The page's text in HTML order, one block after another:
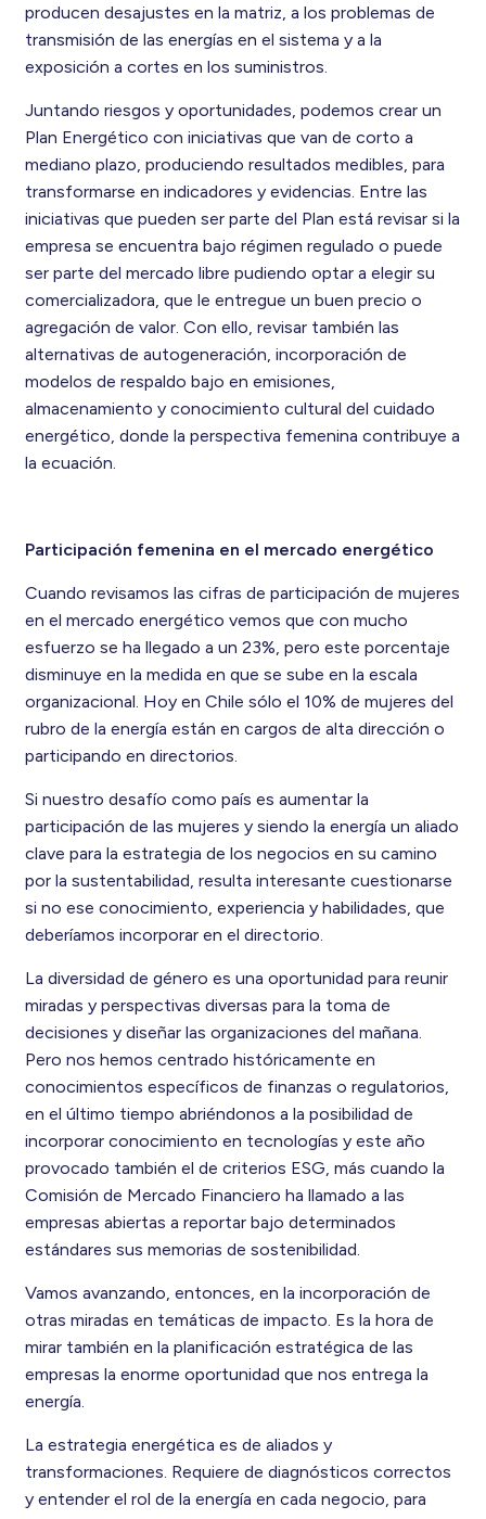
producen desajustes en la matriz, a los problemas de
transmisión de las energías en el sistema y a la
exposición a cortes en los suministros.
Juntando riesgos y oportunidades, podemos crear un
Plan Energético con iniciativas que van de corto a
mediano plazo, produciendo resultados medibles, para
transformarse en indicadores y evidencias. Entre las
iniciativas que pueden ser parte del Plan está revisar si la
empresa se encuentra bajo régimen regulado o puede
ser parte del mercado libre pudiendo optar a elegir su
comercializadora, que le entregue un buen precio o
agregación de valor. Con ello, revisar también las
alternativas de autogeneración, incorporación de
modelos de respaldo bajo en emisiones,
almacenamiento y conocimiento cultural del cuidado
energético, donde la perspectiva femenina contribuye a
la ecuación.
Participación femenina en el mercado energético
Cuando revisamos las cifras de participación de mujeres
en el mercado energético vemos que con mucho
esfuerzo se ha llegado a un 23%, pero este porcentaje
disminuye en la medida en que se sube en la escala
organizacional. Hoy en Chile sólo el 10% de mujeres del
rubro de la energía están en cargos de alta dirección o
participando en directorios.
Si nuestro desafío como país es aumentar la
participación de las mujeres y siendo la energía un aliado
clave para la estrategia de los negocios en su camino
por la sustentabilidad, resulta interesante cuestionarse
si no ese conocimiento, experiencia y habilidades, que
deberíamos incorporar en el directorio.
La diversidad de género es una oportunidad para reunir
miradas y perspectivas diversas para la toma de
decisiones y diseñar las organizaciones del mañana.
Pero nos hemos centrado históricamente en
conocimientos específicos de finanzas o regulatorios,
en el último tiempo abriéndonos a la posibilidad de
incorporar conocimiento en tecnologías y este año
provocado también el de criterios ESG, más cuando la
Comisión de Mercado Financiero ha llamado a las
empresas abiertas a reportar bajo determinados
estándares sus memorias de sostenibilidad.
Vamos avanzando, entonces, en la incorporación de
otras miradas en temáticas de impacto. Es la hora de
mirar también en la planificación estratégica de las
empresas la enorme oportunidad que nos entrega la
energía.
La estrategia energética es de aliados y
transformaciones. Requiere de diagnósticos correctos
y entender el rol de la energía en cada negocio, para